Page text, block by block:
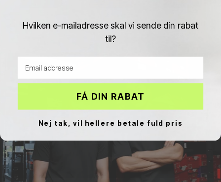
UGG Tasman UGG Ultra Mini
UGG Classic Mini II
Hvilken e-mailadresse skal vi sende din rabat
til?
FÅ DIN RABAT
Nej tak, vil hellere betale fuld pris